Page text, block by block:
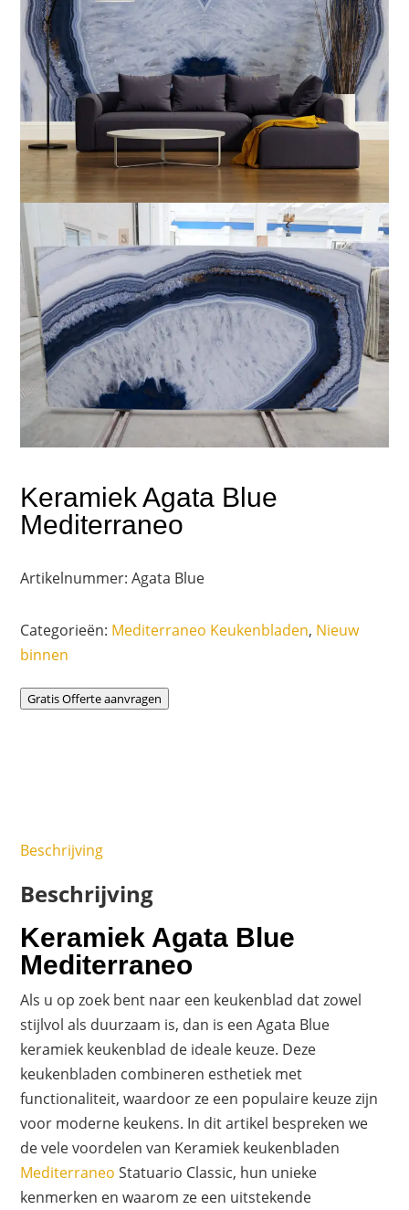
Keramiek Agata Blue
Mediterraneo
Artikelnummer: Agata Blue
Categorieën: Mediterraneo Keukenbladen, Nieuw
binnen
Gratis Offerte aanvragen
Beschrijving
Beschrijving
Keramiek Agata Blue
Mediterraneo
Als u op zoek bent naar een keukenblad dat zowel
stijlvol als duurzaam is, dan is een Agata Blue
keramiek keukenblad de ideale keuze. Deze
keukenbladen combineren esthetiek met
functionaliteit, waardoor ze een populaire keuze zijn
voor moderne keukens. In dit artikel bespreken we
de vele voordelen van Keramiek keukenbladen
Mediterraneo Statuario Classic, hun unieke
kenmerken en waarom ze een uitstekende